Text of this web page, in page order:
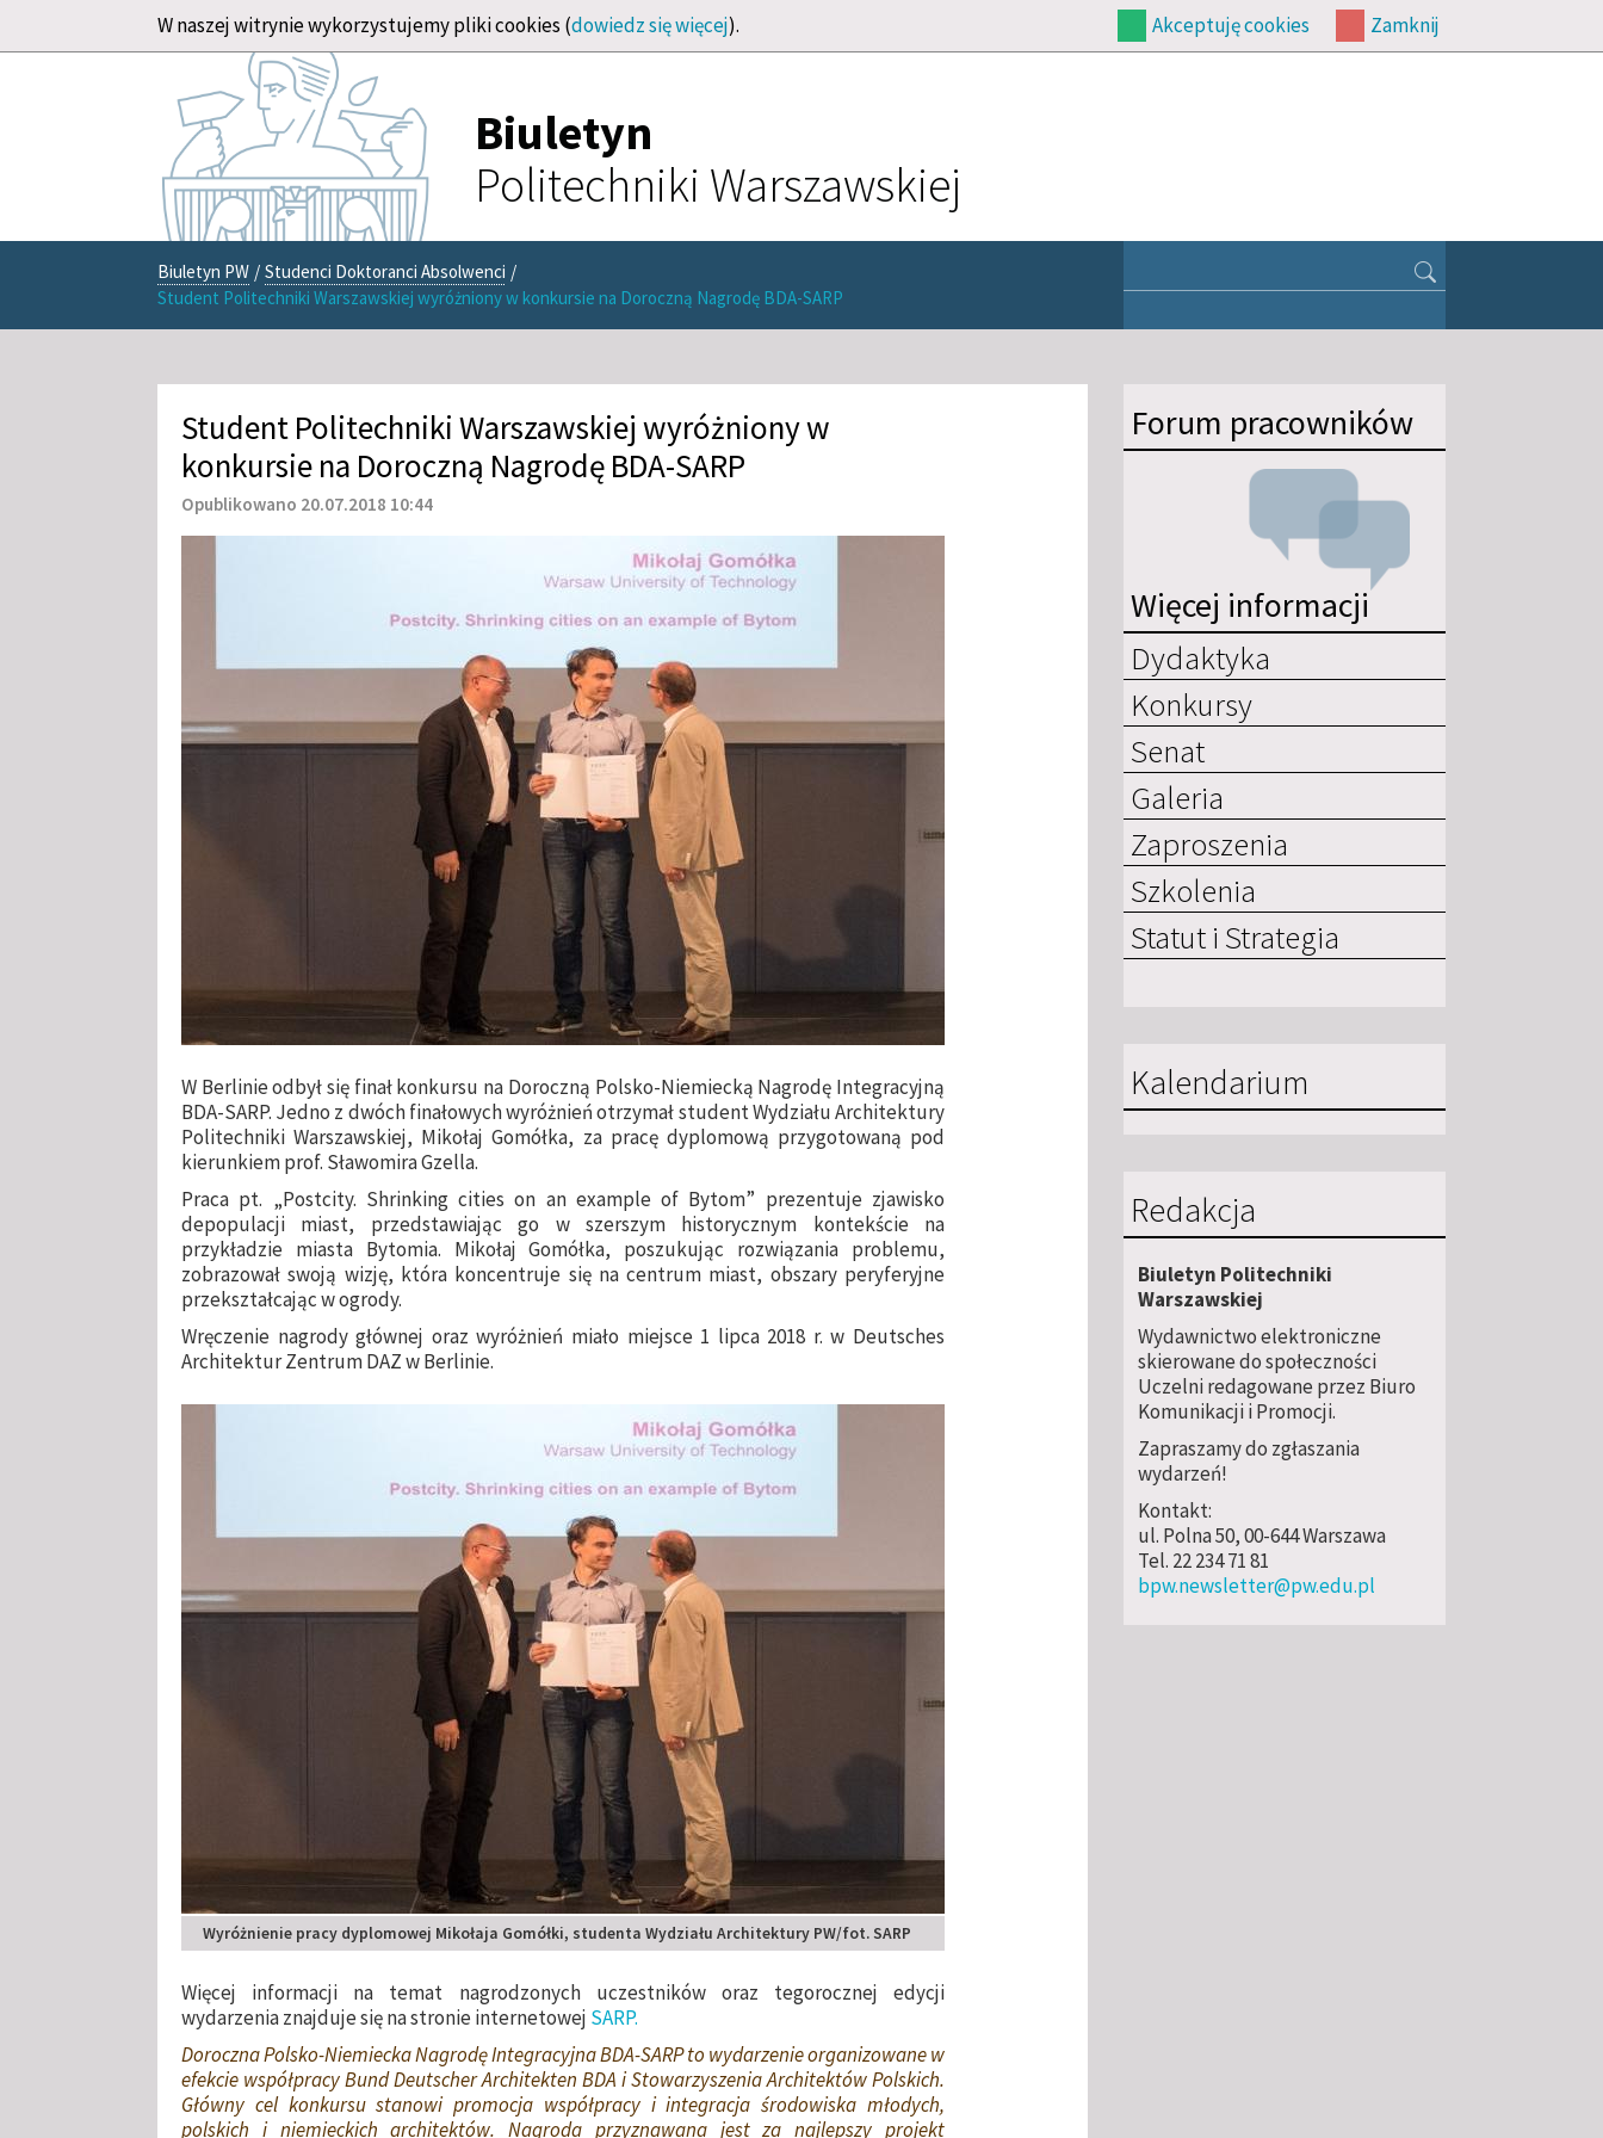
W naszej witrynie wykorzystujemy pliki cookies (dowiedz się więcej). Akceptuję cookies Zamknij
Biuletyn
Politechniki Warszawskiej
Biuletyn PW / Studenci Doktoranci Absolwenci /
Student Politechniki Warszawskiej wyróżniony w konkursie na Doroczną Nagrodę BDA-SARP
Student Politechniki Warszawskiej wyróżniony w
konkursie na Doroczną Nagrodę BDA-SARP
Opublikowano 20.07.2018 10:44
W Berlinie odbył się finał konkursu na Doroczną Polsko-Niemiecką Nagrodę Integracyjną
BDA-SARP. Jedno z dwóch finałowych wyróżnień otrzymał student Wydziału Architektury
Politechniki Warszawskiej, Mikołaj Gomółka, za pracę dyplomową przygotowaną pod
kierunkiem prof. Sławomira Gzella.
Praca pt. „Postcity. Shrinking cities on an example of Bytom” prezentuje zjawisko
depopulacji miast, przedstawiając go w szerszym historycznym kontekście na
przykładzie miasta Bytomia. Mikołaj Gomółka, poszukując rozwiązania problemu,
zobrazował swoją wizję, która koncentruje się na centrum miast, obszary peryferyjne
przekształcając w ogrody.
Wręczenie nagrody głównej oraz wyróżnień miało miejsce 1 lipca 2018 r. w Deutsches
Architektur Zentrum DAZ w Berlinie.
Wyróżnienie pracy dyplomowej Mikołaja Gomółki, studenta Wydziału Architektury PW/fot. SARP
Więcej informacji na temat nagrodzonych uczestników oraz tegorocznej edycji
wydarzenia znajduje się na stronie internetowej SARP.
Doroczna Polsko-Niemiecka Nagrodę Integracyjna BDA-SARP to wydarzenie organizowane w
efekcie współpracy Bund Deutscher Architekten BDA i Stowarzyszenia Architektów Polskich.
Główny cel konkursu stanowi promocja współpracy i integracja środowiska młodych,
polskich i niemieckich architektów. Nagroda przyznawana jest za najlepszy projekt
Forum pracowników
Więcej informacji
Dydaktyka
Konkursy
Senat
Galeria
Zaproszenia
Szkolenia
Statut i Strategia
Kalendarium
Redakcja
Biuletyn Politechniki
Warszawskiej
Wydawnictwo elektroniczne
skierowane do społeczności
Uczelni redagowane przez Biuro
Komunikacji i Promocji.
Zapraszamy do zgłaszania
wydarzeń!
Kontakt:
ul. Polna 50, 00-644 Warszawa
Tel. 22 234 71 81
bpw.newsletter@pw.edu.pl